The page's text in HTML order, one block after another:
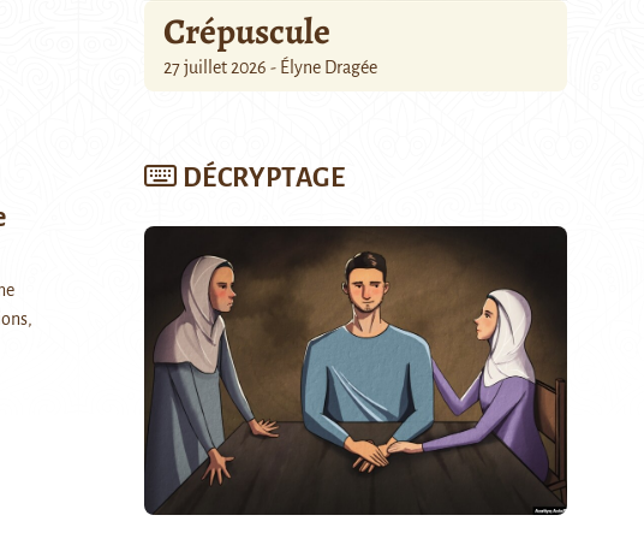
Crépuscule
27 juillet 2026 - Élyne Dragée
DÉCRYPTAGE